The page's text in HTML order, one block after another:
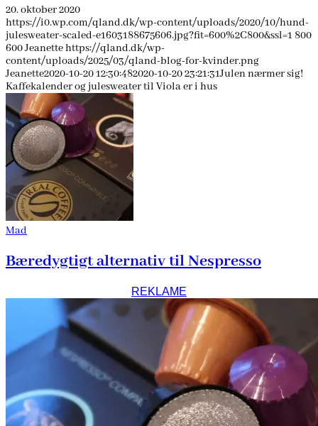
20. oktober 2020
https://i0.wp.com/qland.dk/wp-content/uploads/2020/10/hund-
julesweater-scaled-e1603188675606.jpg?fit=600%2C800&ssl=1 800
600Jeanettehttps://qland.dk/wp-
content/uploads/2025/03/qland-blog-for-kvinder.png
Jeanette2020-10-20 12:30:482020-10-20 23:21:31Julen nærmer sig!
Kaffekalender og julesweater til Viola er i hus
Mad
Bæredygtigt alternativ til Nespresso
REKLAME